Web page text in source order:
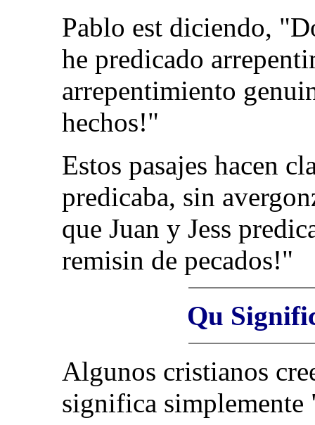
Pablo est diciendo,
he predicado
arrepentimiento
hechos!"
Estos pasajes hacen
predicaba, sin
que Juan y Jess
remisin de pecados!"
Qu
Algunos cristianos
significa